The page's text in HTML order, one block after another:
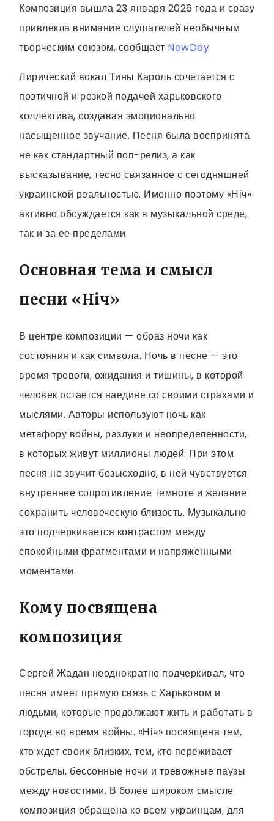
Композиция вышла 23 января 2026 года и сразу
привлекла внимание слушателей необычным
творческим союзом, сообщает NewDay.
Лирический вокал Тины Кароль сочетается с
поэтичной и резкой подачей харьковского
коллектива, создавая эмоционально
насыщенное звучание. Песня была воспринята
не как стандартный поп-релиз, а как
высказывание, тесно связанное с сегодняшней
украинской реальностью. Именно поэтому «Ніч»
активно обсуждается как в музыкальной среде,
так и за ее пределами.
Основная тема и смысл
песни «Ніч»
В центре композиции — образ ночи как
состояния и как символа. Ночь в песне — это
время тревоги, ожидания и тишины, в которой
человек остается наедине со своими страхами и
мыслями. Авторы используют ночь как
метафору войны, разлуки и неопределенности,
в которых живут миллионы людей. При этом
песня не звучит безысходно, в ней чувствуется
внутреннее сопротивление темноте и желание
сохранить человеческую близость. Музыкально
это подчеркивается контрастом между
спокойными фрагментами и напряженными
моментами.
Кому посвящена
композиция
Сергей Жадан неоднократно подчеркивал, что
песня имеет прямую связь с Харьковом и
людьми, которые продолжают жить и работать в
городе во время войны. «Ніч» посвящена тем,
кто ждет своих близких, тем, кто переживает
обстрелы, бессонные ночи и тревожные паузы
между новостями. В более широком смысле
композиция обращена ко всем украинцам, для